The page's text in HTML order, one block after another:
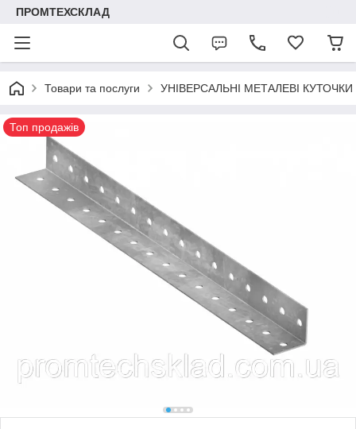
ПРОМТЕХСКЛАД
Товари та послуги УНІВЕРСАЛЬНІ МЕТАЛЕВІ КУТОЧКИ
Топ продажів